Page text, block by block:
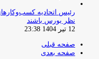
‏رئیس اتحادیه
نظر بورس باشند
12 تیر 1404 23:38
صفحه قبلی
صفحه بعدی